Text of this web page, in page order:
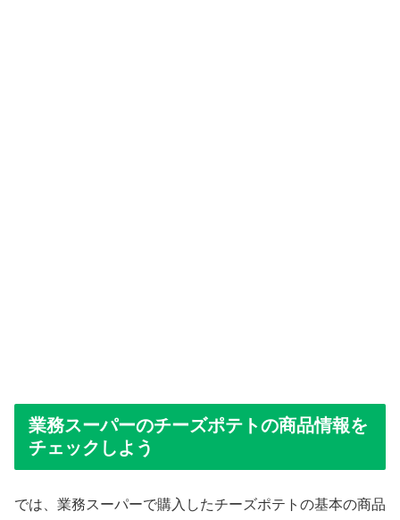
業務スーパーのチーズポテトの商品情報を
チェックしよう
では、業務スーパーで購入したチーズポテトの基本の商品